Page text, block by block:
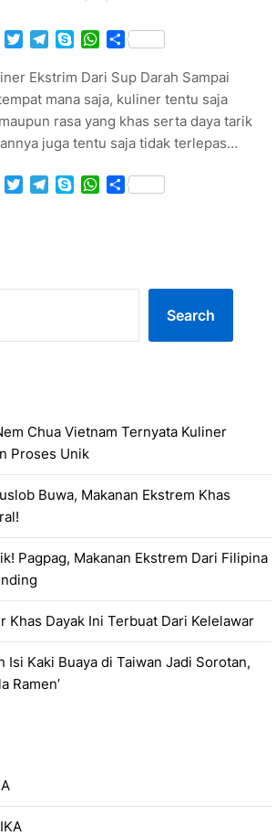
Facebook
TwitterTelegram
SkypeWhatsApp
Share
Ekstrim Dari Sup Darah Sampai
mana saja, kuliner tentu saja
rasa yang khas serta daya tarik
juga tentu saja tidak terlepas…
Facebook
TwitterTelegram
SkypeWhatsApp
Share
Search
Chua Vietnam Ternyata Kuliner
Proses Unik
Buwa, Makanan Ekstrem Khas
Pagpag, Makanan Ekstrem Dari Filipina
Khas Dayak Ini Terbuat Dari Kelelawar
Isi Kaki Buaya di Taiwan Jadi Sorotan,
Ramen’